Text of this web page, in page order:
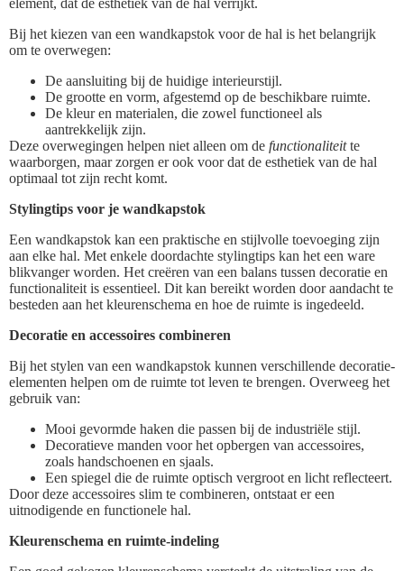
element, dat de esthetiek van de hal verrijkt.
Bij het kiezen van een wandkapstok voor de hal is het belangrijk
om te overwegen:
De aansluiting bij de huidige interieurstijl.
De grootte en vorm, afgestemd op de beschikbare ruimte.
De kleur en materialen, die zowel functioneel als
aantrekkelijk zijn.
Deze overwegingen helpen niet alleen om de functionaliteitte
waarborgen, maar zorgen er ook voor dat de esthetiek van de hal
optimaal tot zijn recht komt.
Stylingtips voor je wandkapstok
Een wandkapstok kan een praktische en stijlvolle toevoeging zijn
aan elke hal. Met enkele doordachte stylingtips kan het een ware
blikvanger worden. Het creëren van een balans tussen decoratie en
functionaliteit is essentieel. Dit kan bereikt worden door aandacht te
besteden aan het kleurenschema en hoe de ruimte is ingedeeld.
Decoratie en accessoires combineren
Bij het stylen van een wandkapstok kunnen verschillende decoratie-
elementen helpen om de ruimte tot leven te brengen. Overweeg het
gebruik van:
Mooi gevormde haken die passen bij de industriële stijl.
Decoratieve manden voor het opbergen van accessoires,
zoals handschoenen en sjaals.
Een spiegel die de ruimte optisch vergroot en licht reflecteert.
Door deze accessoires slim te combineren, ontstaat er een
uitnodigende en functionele hal.
Kleurenschema en ruimte-indeling